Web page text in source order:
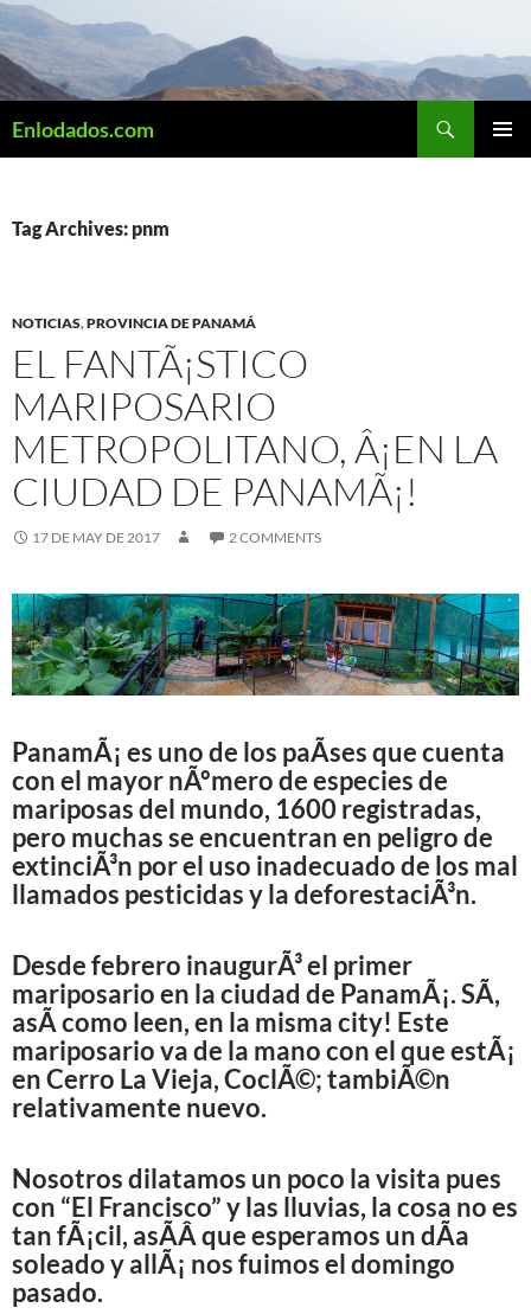
Skip
to
content
Enlodados.com
Tag Archives: pnm
NOTICIAS,PROVINCIA DE PANAMÁ
EL FANTÃ¡STICO
MARIPOSARIO
METROPOLITANO, Â¡EN LA
CIUDAD DE PANAMÃ¡!
17 DE MAY DE 2017 2 COMMENTS
PanamÃ¡ es uno de los paÃ­ses que cuenta
con el mayor nÃºmero de especies de
mariposas del mundo, 1600 registradas,
pero muchas se encuentran en peligro de
extinciÃ³n por el uso inadecuado de los mal
llamados pesticidas y la deforestaciÃ³n.
Desde febrero inaugurÃ³ el primer
mariposario en la ciudad de PanamÃ¡. SÃ­,
asÃ­ como leen, en la misma city! Este
mariposario va de la mano con el que estÃ¡
en Cerro La Vieja, CoclÃ©; tambiÃ©n
relativamente nuevo.
Nosotros dilatamos un poco la visita pues
con “El Francisco” y las lluvias, la cosa no es
tan fÃ¡cil, asÃ­Â­ que esperamos un dÃ­a
soleado y allÃ¡ nos fuimos el domingo
pasado.